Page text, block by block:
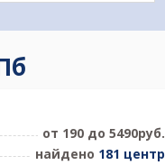
от 190 до 5490руб.
найдено 181 центр